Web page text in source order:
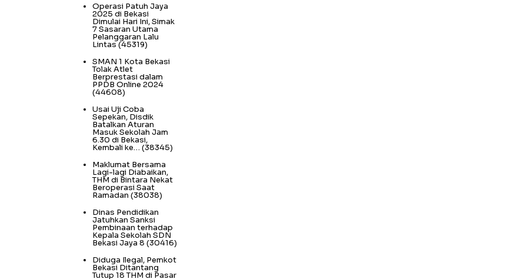
Operasi Patuh Jaya
2025 di Bekasi
Dimulai Hari Ini, Simak
7 Sasaran Utama
Pelanggaran Lalu
Lintas(45319)
SMAN 1 Kota Bekasi
Tolak Atlet
Berprestasi dalam
PPDB Online 2024
(44608)
Usai Uji Coba
Sepekan, Disdik
Batalkan Aturan
Masuk Sekolah Jam
6.30 di Bekasi,
Kembali ke… (38345)
Maklumat Bersama
Lagi-lagi Diabaikan,
THM di Bintara Nekat
Beroperasi Saat
Ramadan (38038)
Dinas Pendidikan
Jatuhkan Sanksi
Pembinaan terhadap
Kepala Sekolah SDN
Bekasi Jaya 8 (30416)
Diduga Ilegal, Pemkot
Bekasi Ditantang
Tutup 18 THM di Pasar